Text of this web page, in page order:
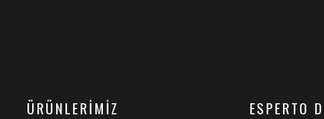
ÜRÜNLERİMİZ ESPERTO